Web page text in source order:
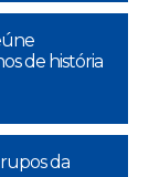
de história
da